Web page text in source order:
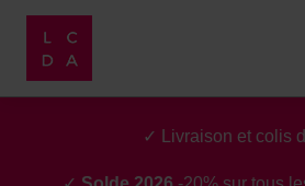
✓ Livraison et colis